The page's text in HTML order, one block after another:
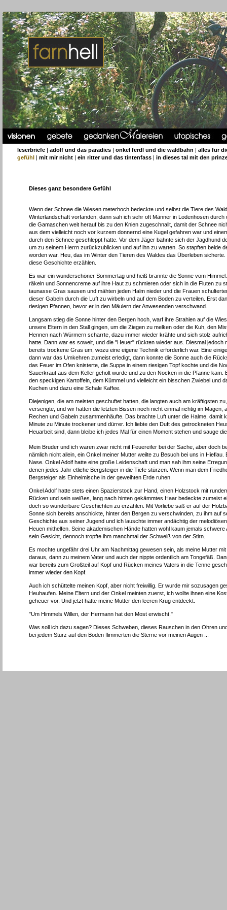
leserbriefe |adolf und das paradies |onkel ferdl und die waldbahn |alles für
gefühl |mit mir nicht |ein ritter und das tintenfass |in dieses tal mit den
Dieses ganz besondere Gefühl
Wenn der Schnee die Wiesen meterhoch bedeckte und selbst die Tiere des
Winterlandschaft vorfanden, dann sah ich sehr oft Männer in Lodenhosen
die Gamaschen weit herauf bis zu den Knien zugeschnallt, damit der Schnee
aus dem vielleicht noch vor kurzem donnernd eine Kugel gefahren war und
durch den Schnee geschleppt hatte. Vor dem Jäger bahnte sich der Jagdhund
um zu seinem Herrn zurückzublicken und auf ihn zu warten. So stapften beide
worden war. Heu, das im Winter den Tieren des Waldes das Überleben
diese Geschichte erzählen.
Es war ein wunderschöner Sommertag und heiß brannte die Sonne vom
räkeln und Sonnencreme auf ihre Haut zu schmieren oder sich in die Fluten zu
taunasse Gras sausen und mähten jeden Halm nieder und die Frauen
dieser Gabeln durch die Luft zu wirbeln und auf dem Boden zu verteilen. Erst
riesigen Pfannen, bevor er in den Mäulern der Anwesenden verschwand.
Langsam stieg die Sonne hinter den Bergen hoch, warf ihre Strahlen auf die
unsere Eltern in den Stall gingen, um die Ziegen zu melken oder die Kuh, den
Hennen nach Würmern scharrte, dazu immer wieder krähte und sich stolz
hatte. Dann war es soweit, und die "Heuer" rückten wieder aus. Diesmal
bereits trockene Gras um, wozu eine eigene Technik erforderlich war. Eine
dann war das Umkehren zumeist erledigt, dann konnte die Sonne auch die
das Feuer im Ofen knisterte, die Suppe in einem riesigen Topf kochte und die
Sauerkraut aus dem Keller geholt wurde und zu den Nocken in die Pfanne
den speckigen Kartoffeln, dem Kümmel und vielleicht ein bisschen Zwiebel
Kuchen und dazu eine Schale Kaffee.
Diejenigen, die am meisten geschuftet hatten, die langten auch am kräftigsten
versengte, und wir hatten die letzten Bissen noch nicht einmal richtig im
Rechen und Gabeln zusammenhäufte. Das brachte Luft unter die Halme,
Minute zu Minute trockener und dürrer. Ich liebte den Duft des getrockneten
Heuarbeit sind, dann bleibe ich jedes Mal für einen Moment stehen und sauge
Mein Bruder und ich waren zwar nicht mit Feuereifer bei der Sache, aber doch
nämlich nicht allein, ein Onkel meiner Mutter weilte zu Besuch bei uns in
Nase. Onkel Adolf hatte eine große Leidenschaft und man sah ihm seine
denen jedes Jahr etliche Bergsteiger in die Tiefe stürzen. Wenn man dem
Bergsteiger als Einheimische in der geweihten Erde ruhen.
Onkel Adolf hatte stets einen Spazierstock zur Hand, einen Holzstock mit
Rücken und sein weißes, lang nach hinten gekämmtes Haar bedeckte
doch so wunderbare Geschichten zu erzählen. Mit Vorliebe saß er auf der
Sonne sich bereits anschickte, hinter den Bergen zu verschwinden, zu ihm auf
Geschichte aus seiner Jugend und ich lauschte immer andächtig der
Heuen mithelfen. Seine akademischen Hände hatten wohl kaum jemals
sein Gesicht, dennoch tropfte ihm manchmal der Schweiß von der Stirn.
Es mochte ungefähr drei Uhr am Nachmittag gewesen sein, als meine Mutter
daraus, dann zu meinem Vater und auch der nippte ordentlich am Tongefäß.
war bereits zum Großteil auf Kopf und Rücken meines Vaters in die Tenne
immer wieder den Kopf.
Auch ich schüttelte meinen Kopf, aber nicht freiwillig. Er wurde mir sozusagen
Heuhaufen. Meine Eltern und der Onkel meinten zuerst, ich wollte ihnen eine
geheuer vor. Und jetzt hatte meine Mutter den leeren Krug entdeckt.
"Um Himmels Willen, der Hermann hat den Most erwischt."
Was soll ich dazu sagen? Dieses Schweben, dieses Rauschen in den Ohren
bei jedem Sturz auf den Boden flimmerten die Sterne vor meinen Augen ...